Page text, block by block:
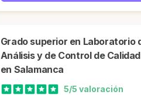
Grado superior en Laboratorio de
Análisis y de Control de Calidad
en Salamanca
5/5 valoración